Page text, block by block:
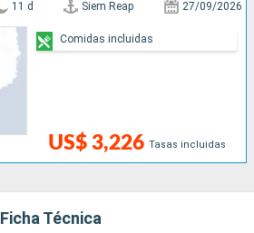
11 d Siem Reap 27/09/2026
US$ 3,226 Tasas incluidas
Comidas incluidas
Ficha Técnica